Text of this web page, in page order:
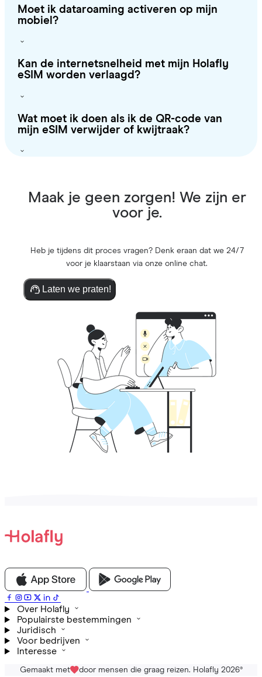
Moet ik dataroaming activeren op mijn
mobiel?
Kan de internetsnelheid met mijn Holafly
eSIM worden verlaagd?
Wat moet ik doen als ik de QR-code van
mijn eSIM verwijder of kwijtraak?
Maak je geen zorgen! We zijn er
voor je.
Heb je tijdens dit proces vragen? Denk eraan dat we 24/7
voor je klaarstaan via onze online chat.
Laten we praten!
Over Holafly
Populairste bestemmingen
Juridisch
Voor bedrijven
Interesse
Gemaakt met door mensen die graag reizen. Holafly 2026®